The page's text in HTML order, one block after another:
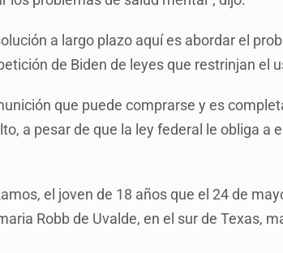
a largo plazo aquí es abordar el
de Biden de leyes que restrinjan el
que puede comprarse y es
a pesar de que la ley federal le obliga a
el joven de 18 años que el 24 de
Robb de Uvalde, en el sur de Texas,